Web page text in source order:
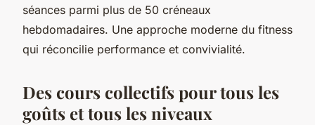
séances parmi plus de 50 créneaux
hebdomadaires. Une approche moderne du fitness
qui réconcilie performance et convivialité.
Des cours collectifs pour tous les
goûts et tous les niveaux